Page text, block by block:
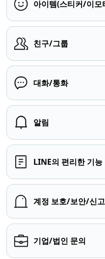
아이템(스티커/이
친구/그룹
대화/통화
알림
LINE의 편리한 기능
계정 보호/보안/신고
기업/법인 문의